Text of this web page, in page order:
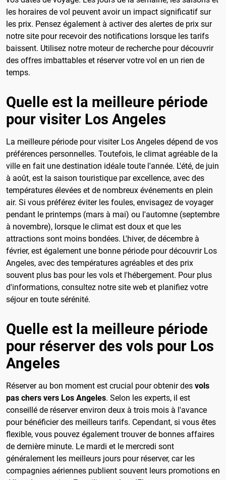
les horaires de vol peuvent avoir un impact significatif sur
les prix. Pensez également à activer des alertes de prix sur
notre site pour recevoir des notifications lorsque les tarifs
baissent. Utilisez notre moteur de recherche pour découvrir
des offres imbattables et réserver votre vol en un rien de
temps.
Quelle est la meilleure période
pour visiter Los Angeles
La meilleure période pour visiter Los Angeles dépend de vos
préférences personnelles. Toutefois, le climat agréable de la
ville en fait une destination idéale toute l'année. L'été, de juin
à août, est la saison touristique par excellence, avec des
températures élevées et de nombreux événements en plein
air. Si vous préférez éviter les foules, envisagez de voyager
pendant le printemps (mars à mai) ou l'automne (septembre
à novembre), lorsque le climat est doux et que les
attractions sont moins bondées. L'hiver, de décembre à
février, est également une bonne période pour découvrir Los
Angeles, avec des températures agréables et des prix
souvent plus bas pour les vols et l'hébergement. Pour plus
d'informations, consultez notre site web et planifiez votre
séjour en toute sérénité.
Quelle est la meilleure période
pour réserver des vols pour Los
Angeles
Réserver au bon moment est crucial pour obtenir des vols
pas chers vers Los Angeles. Selon les experts, il est
conseillé de réserver environ deux à trois mois à l'avance
pour bénéficier des meilleurs tarifs. Cependant, si vous êtes
flexible, vous pouvez également trouver de bonnes affaires
de dernière minute. Le mardi et le mercredi sont
généralement les meilleurs jours pour réserver, car les
compagnies aériennes publient souvent leurs promotions en